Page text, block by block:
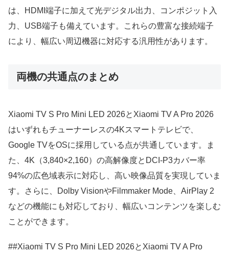
は、HDMI端子に加えて光デジタル出力、コンポジット入
力、USB端子も備えています。これらの豊富な接続端子
により、幅広い周辺機器に対応する汎用性があります。
両機の共通点のまとめ
Xiaomi TV S Pro Mini LED 2026とXiaomi TV A Pro 2026
はいずれもチューナーレスの4Kスマートテレビで、
Google TVをOSに採用している点が共通しています。ま
た、4K（3,840×2,160）の高解像度とDCI-P3カバー率
94%の広色域表示に対応し、高い映像品質を実現していま
す。さらに、Dolby VisionやFilmmaker Mode、AirPlay 2
などの機能にも対応しており、幅広いコンテンツを楽しむ
ことができます。
##Xiaomi TV S Pro Mini LED 2026とXiaomi TV A Pro